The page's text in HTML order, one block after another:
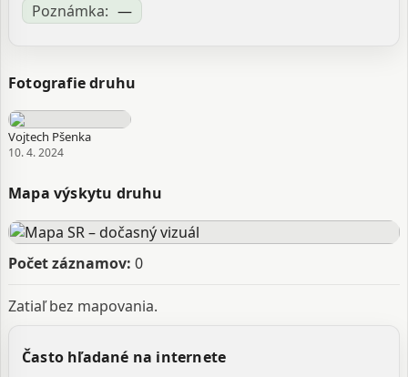
Poznámka: —
Fotografie druhu
Vojtech Pšenka
10. 4. 2024
Mapa výskytu druhu
Počet záznamov: 0
Zatiaľ bez mapovania.
Často hľadané na internete